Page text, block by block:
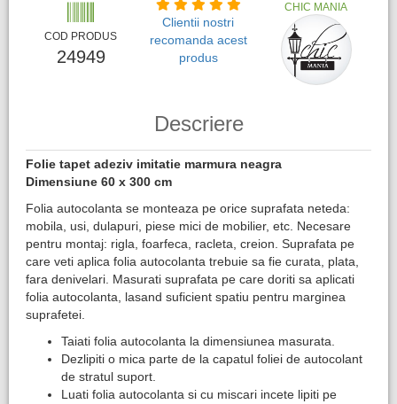
COD PRODUS
24949
Clientii nostri
recomanda acest
produs
CHIC MANIA
Descriere
Folie tapet adeziv​ imitatie marmura neagra
Dimensiune 60 x 300 cm
Folia autocolanta se monteaza pe orice suprafata neteda:
mobila, usi, dulapuri, piese mici de mobilier, etc. Necesare
pentru montaj: rigla, foarfeca, racleta, creion. Suprafata pe
care veti aplica folia autocolanta trebuie sa fie curata, plata,
fara denivelari. Masurati suprafata pe care doriti sa aplicati
folia autocolanta, lasand suficient spatiu pentru marginea
suprafetei.
Taiati folia autocolanta la dimensiunea masurata.
Dezlipiti o mica parte de la capatul foliei de autocolant
de stratul suport.
Luati folia autocolanta si cu miscari incete lipiti pe